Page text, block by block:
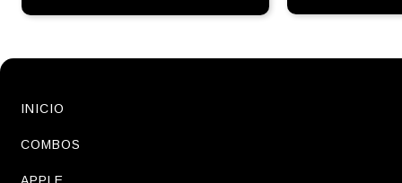
INICIO
COMBOS